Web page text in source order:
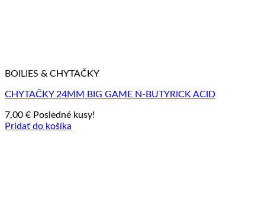
BOILIES & CHYTAČKY
CHYTAČKY 24MM BIG GAME N-BUTYRICK ACID
7,00 € Posledné kusy!
Pridať do košíka